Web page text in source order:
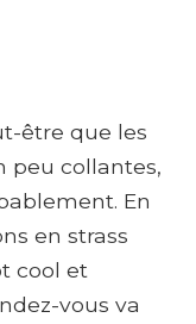
être que les
peu collantes,
En
en strass
cool et
vous va